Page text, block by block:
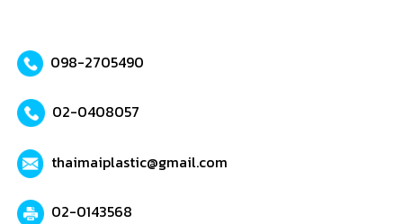
098-2705490
02-0408057
thaimaiplastic@gmail.com
02-0143568